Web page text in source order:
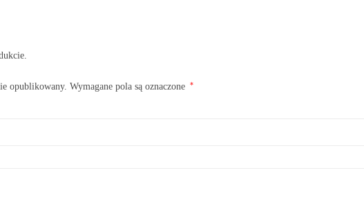
opublikowany. Wymagane pola są oznaczone *